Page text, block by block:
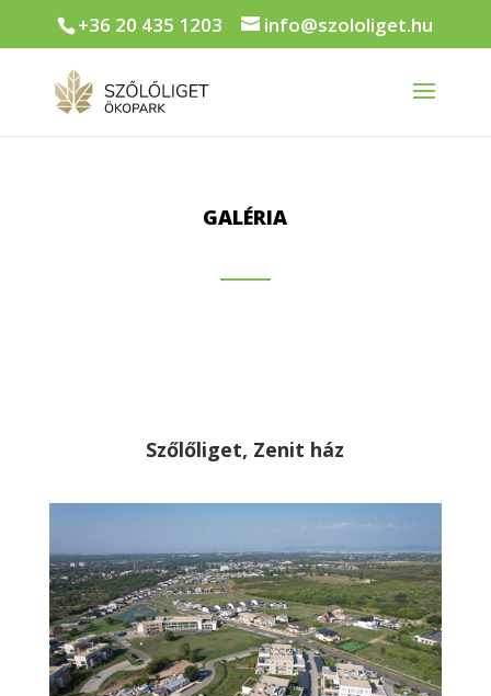
+36 20 435 1203 info@szololiget.hu
GALÉRIA
Szőlőliget, Zenit ház